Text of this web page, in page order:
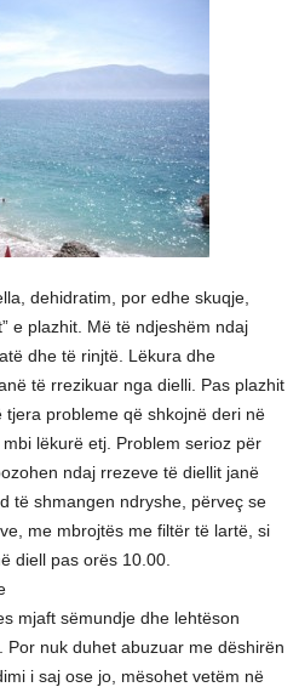
dehidratim, por edhe skuqje,
e plazhit. Më të ndjeshëm ndaj
dhe të rinjtë. Lëkura dhe
të rrezikuar nga dielli. Pas plazhit
probleme që shkojnë deri në
lëkurë etj. Problem serioz për
ndaj rrezeve të diellit janë
të shmangen ndryshe, përveç se
me mbrojtës me filtër të lartë, si
diell pas orës 10.00.
mjaft sëmundje dhe lehtëson
nuk duhet abuzuar me dëshirën
i saj ose jo, mësohet vetëm në